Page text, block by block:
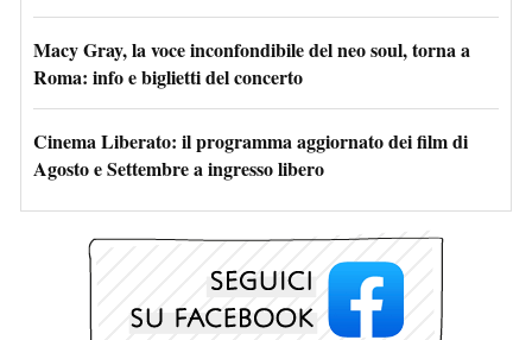
Macy Gray, la voce inconfondibile del neo soul, torna a
Roma: info e biglietti del concerto
Cinema Liberato: il programma aggiornato dei film di
Agosto e Settembre a ingresso libero